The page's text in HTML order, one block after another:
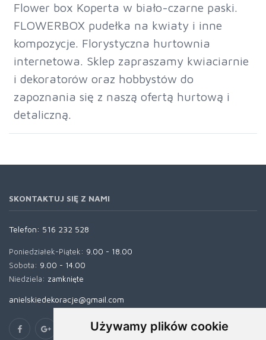
Używamy plików cookie
Flower box Koperta w biało-czarne paski.
FLOWERBOX pudełka na kwiaty i inne
kompozycje. Florystyczna hurtownia
internetowa. Sklep zapraszamy kwiaciarnie
i dekoratorów oraz hobbystów do
zapoznania się z naszą ofertą hurtową i
detaliczną.
SKONTAKTUJ SIĘ Z NAMI
Telefon: 516 232 528
Poniedziałek-Piątek: 9.00 - 18.00
Sobota: 9.00 - 14.00
Niedziela: zamknięte
anielskiedekoracje@gmail.com